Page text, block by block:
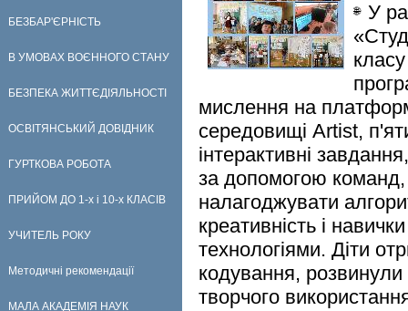
БЕЗБАР'ЄРНІСТЬ
В УМОВАХ ВОЄННОГО СТАНУ
БЕЗПЕКА ЖИТТЄДІЯЛЬНОСТІ
ОСВІТЯНСЬКИЙ ДОВІДНИК
ГУРТКОВА РОБОТА
ПРИЙОМ ДО 1-х і 10-х КЛАСІВ
УЧИТЕЛЬ РОКУ
Методичні рекомендації
МАЛА АКАДЕМІЯ НАУК
У
мислення на
середовищі Artist,
інтерактивні
за допомогою
налагоджувати
креативність і
технологіями. Діти
кодування, розвинули
творчого